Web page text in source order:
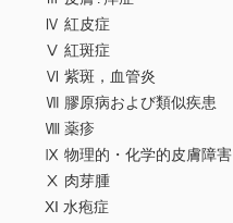
Ⅳ 紅皮症
Ⅴ 紅斑症
Ⅵ 紫斑，血管炎
Ⅶ 膠原病および類似疾患
Ⅷ 薬疹
Ⅸ 物理的・化学的皮膚障害
Ⅹ 肉芽腫
XI 水疱症